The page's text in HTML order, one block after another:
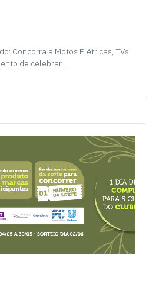
Concorra a Motos Elétricas, TVs
de celebrar…